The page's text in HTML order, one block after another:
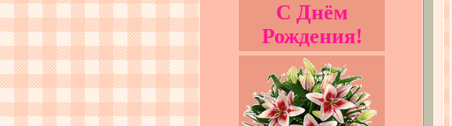
С Днём
Рождения!